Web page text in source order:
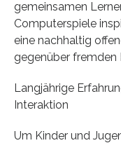
gemeinsamen
Computerspiele
eine nachhaltig
gegenüber fremden
Langjährige
Interaktion
Um Kinder und